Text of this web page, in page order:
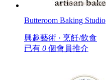
Butteroom Baking Studio
興趣藝術 · 烹飪/飲食
已有 0 個會員推介